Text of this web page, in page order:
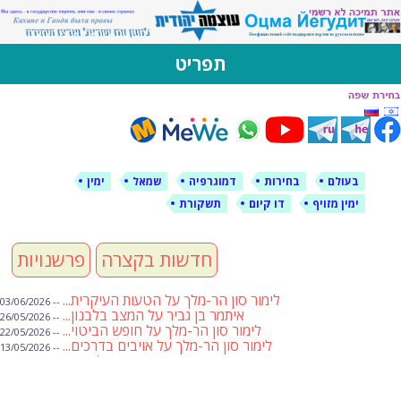
לימין עוצמה יהודית
אתר תמיכה ברוסית ובעברית
תפריט
דילוג
לתוכן
בעולם בחירות דמוגרפיה שמאל
ימין
ימין מזויף
דו קיום תשקורת
פרשנויות חדשות בקצרה
לימור סון הר-מלך על הטעות העיקרית... -- 03/06/2026
איתמר בן גביר על המצב בלבנון... -- 26/05/2026
לימור סון הר-מלך על חופש הביטוי... -- 22/05/2026
לימור סון הר-מלך על אויבים בדרכים... -- 13/05/2026
שבועת אמונים לדעאש